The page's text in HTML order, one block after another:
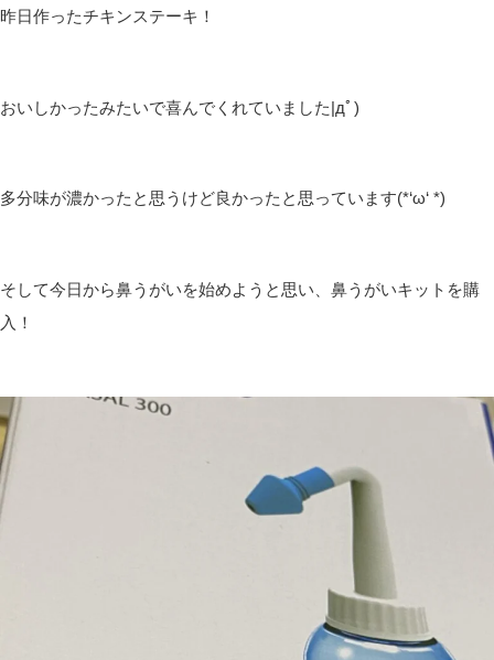
昨日作ったチキンステーキ！
おいしかったみたいで喜んでくれていました|дﾟ)
多分味が濃かったと思うけど良かったと思っています(*‘ω‘ *)
そして今日から鼻うがいを始めようと思い、鼻うがいキットを購
入！